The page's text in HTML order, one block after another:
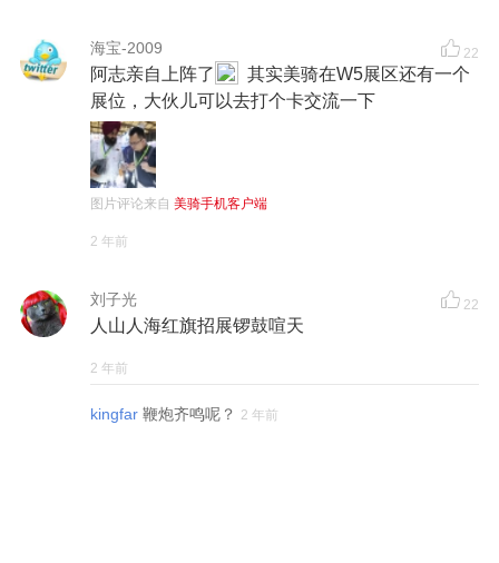
海宝-2009 22
阿志亲自上阵了
其实美骑在W5展区还有一个
展位，大伙儿可以去打个卡交流一下
图片评论来自 美骑手机客户端
2 年前
刘子光 22
人山人海红旗招展锣鼓喧天
2 年前
kingfar 鞭炮齐鸣呢？ 2 年前